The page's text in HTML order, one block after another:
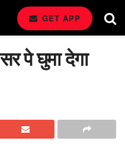
GET APP
पे घुमा देगा